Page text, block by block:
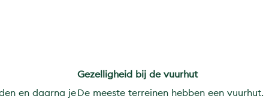
en daarna je
Gezelligheid bij de vuurhut
De meeste terreinen hebben een